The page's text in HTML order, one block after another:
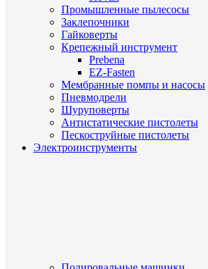
Промышленные пылесосы
Заклепочники
Гайковерты
Крепежный инструмент
Prebena
EZ-Fasten
Мембранные помпы и насосы
Пневмодрели
Шуруповерты
Антистатические пистолеты
Пескоструйные пистолеты
Электроинструменты